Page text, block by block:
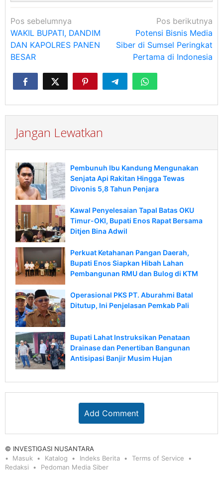
Navigasi
pos
Pos sebelumnya
WAKIL BUPATI, DANDIM
DAN KAPOLRES PANEN
BESAR
Pos berikutnya
Potensi Bisnis Media
Siber di Sumsel Peringkat
Pertama di Indonesia
Jangan Lewatkan
Pembunuh Ibu Kandung Mengunakan
Senjata Api Rakitan Hingga Tewas
Divonis 5,8 Tahun Penjara
Kawal Penyelesaian Tapal Batas OKU
Timur-OKI, Bupati Enos Rapat Bersama
Ditjen Bina Adwil
Perkuat Ketahanan Pangan Daerah,
Bupati Enos Siapkan Hibah Lahan
Pembangunan RMU dan Bulog di KTM
Operasional PKS PT. Aburahmi Batal
Ditutup, Ini Penjelasan Pemkab Pali
Bupati Lahat Instruksikan Penataan
Drainase dan Penertiban Bangunan
Antisipasi Banjir Musim Hujan
Add Comment
© INVESTIGASI NUSANTARA
Masuk
Katalog Indeks Berita
Terms of Service
Redaksi
Pedoman Media Siber